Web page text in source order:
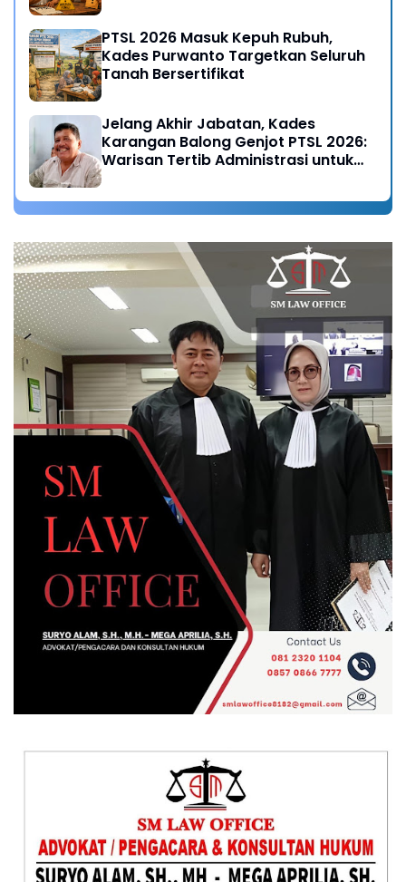
PTSL 2026 Masuk Kepuh Rubuh,
Kades Purwanto Targetkan Seluruh
Tanah Bersertifikat
Jelang Akhir Jabatan, Kades
Karangan Balong Genjot PTSL 2026:
Warisan Tertib Administrasi untuk